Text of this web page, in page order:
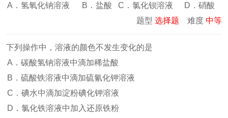
A．氢氧化钠溶液
B．盐酸 C．氯化钡溶液
D．硝酸
题型 选择题 难度 中等
下列操作中，溶液的颜色不发生变化的是
A．碳酸氢钠溶液中滴加稀盐酸
B．硫酸铁溶液中滴加硫氰化钾溶液
C．碘水中滴加淀粉碘化钾溶液
D．氯化铁溶液中加入还原铁粉